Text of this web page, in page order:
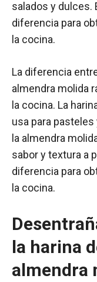
salados y dulces.
diferencia para
la cocina.
La diferencia
almendra molida
la cocina. La
usa para
la almendra
sabor y textura a
diferencia para
la cocina.
la harina
almendra